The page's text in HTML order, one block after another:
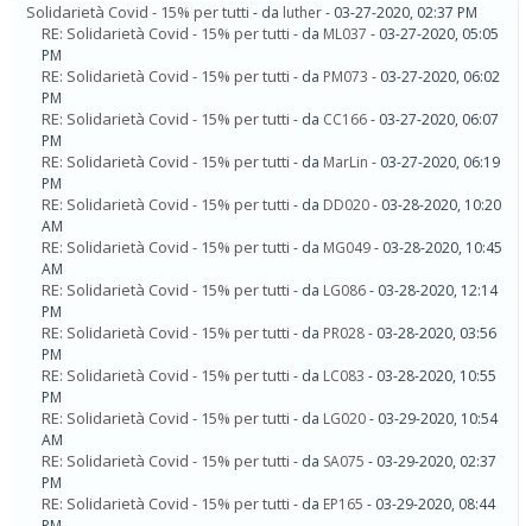
Solidarietà Covid - 15% per tutti - da luther- 03-27-2020, 02:37 PM
RE: Solidarietà Covid - 15% per tutti - da ML037 - 03-27-2020, 05:05
PM
RE: Solidarietà Covid - 15% per tutti - da PM073 - 03-27-2020, 06:02
PM
RE: Solidarietà Covid - 15% per tutti - da CC166- 03-27-2020, 06:07
PM
RE: Solidarietà Covid - 15% per tutti - da MarLin - 03-27-2020, 06:19
PM
RE: Solidarietà Covid - 15% per tutti - da DD020- 03-28-2020, 10:20
AM
RE: Solidarietà Covid - 15% per tutti - da MG049- 03-28-2020, 10:45
AM
RE: Solidarietà Covid - 15% per tutti - da LG086- 03-28-2020, 12:14
PM
RE: Solidarietà Covid - 15% per tutti - da PR028- 03-28-2020, 03:56
PM
RE: Solidarietà Covid - 15% per tutti - da LC083 - 03-28-2020, 10:55
PM
RE: Solidarietà Covid - 15% per tutti - da LG020- 03-29-2020, 10:54
AM
RE: Solidarietà Covid - 15% per tutti - da SA075 - 03-29-2020, 02:37
PM
RE: Solidarietà Covid - 15% per tutti - da EP165 - 03-29-2020, 08:44